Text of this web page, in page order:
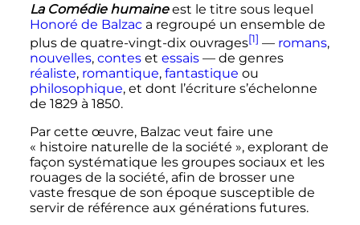
La Comédie humaineest le titre sous lequel
Honoré de Balzaca regroupé un ensemble de
plus de quatre-vingt-dix ouvrages[1] — romans,
nouvelles, conteset essais —de genres
réaliste, romantique, fantastique ou
philosophique, et dont l’écriture s’échelonne
de 1829 à 1850.
Par cette œuvre, Balzac veut faire une
« histoire naturelle de la société », explorant de
façon systématique les groupes sociaux et les
rouages de la société, afin de brosser une
vaste fresque de son époque susceptible de
servir de référence aux générations futures.